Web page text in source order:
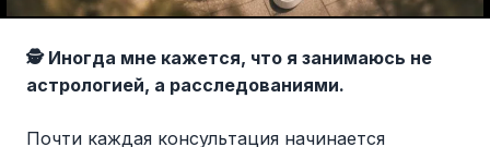
🕵️ Иногда мне кажется, что я занимаюсь не
астрологией, а расследованиями.
Почти каждая консультация начинается